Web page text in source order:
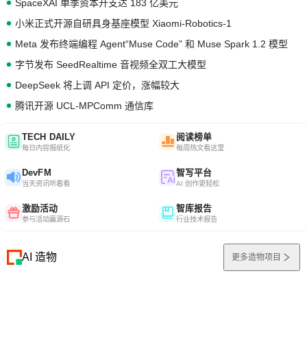
SpaceXAI 单季资本开支达 183 亿美元
小米正式开源自研具身基座模型 Xiaomi-Robotics-1
Meta 发布终端编程 Agent“Muse Code” 和 Muse Spark 1.2 模型
字节发布 SeedRealtime 音视频全双工大模型
DeepSeek 将上调 API 定价，涨幅较大
腾讯开源 UCL-MPComm 通信库
TECH DAILY
每日内容报纸化
阅读榜单
每周热文看这里
DevFM
当天资讯听着看
智写平台
AI 创作更轻松
激励活动
参与活动赢源石
智库报告
行业技术报告
AI 造物 更多造物项目